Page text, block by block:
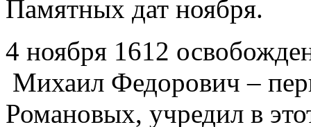
Памятных дат ноября.
4 ноября 1612
Михаил Федорович –
Романовых, учредил в